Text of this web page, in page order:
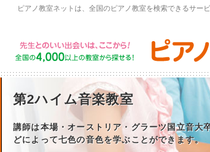
ピアノ教室ネットは、全国のピアノ教室を検索できるサー
第2ハイム音楽教室
講師は本場・オーストリア・グラーツ国立音
どによって七色の音色を学ぶことができます。